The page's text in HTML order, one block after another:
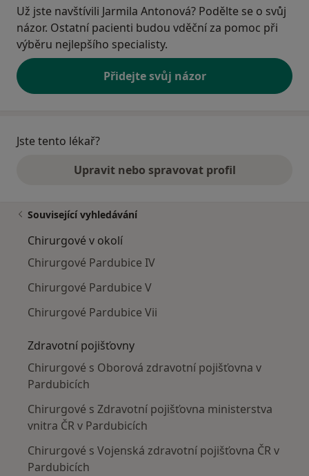
Už jste navštívili Jarmila Antonová? Podělte se o svůj
názor. Ostatní pacienti budou vděční za pomoc při
výběru nejlepšího specialisty.
Přidejte svůj názor
Jste tento lékař?
Upravit nebo spravovat profil
Související vyhledávání
Chirurgové v okolí
Chirurgové Pardubice IV
Chirurgové Pardubice V
Chirurgové Pardubice Vii
Zdravotní pojišťovny
Chirurgové s Oborová zdravotní pojišťovna v
Pardubicích
Chirurgové s Zdravotní pojišťovna ministerstva
vnitra ČR v Pardubicích
Chirurgové s Vojenská zdravotní pojišťovna ČR v
Pardubicích